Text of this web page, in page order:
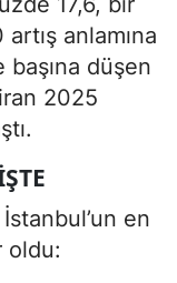
anlamına
başına düşen
2025
en
oldu: